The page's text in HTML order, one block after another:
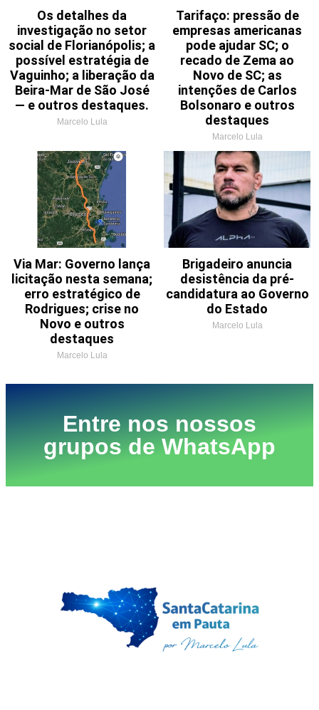
Os detalhes da
investigação no setor
social de Florianópolis; a
possível estratégia de
Vaguinho; a liberação da
Beira-Mar de São José
— e outros destaques.
Marcelo Lula
Tarifaço: pressão de
empresas americanas
pode ajudar SC; o
recado de Zema ao
Novo de SC; as
intenções de Carlos
Bolsonaro e outros
destaques
Marcelo Lula
Via Mar: Governo lança
licitação nesta semana;
erro estratégico de
Rodrigues; crise no
Novo e outros
destaques
Marcelo Lula
Brigadeiro anuncia
desistência da pré-
candidatura ao Governo
do Estado
Marcelo Lula
Entre nos nossos
grupos de WhatsApp